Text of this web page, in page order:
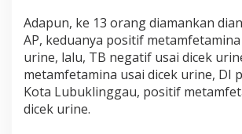
Adapun, ke 13 orang diamankan
AP, keduanya positif
urine, lalu, TB negatif usai dicek
metamfetamina usai dicek urine, DI
Kota Lubuklinggau, positif
dicek urine.